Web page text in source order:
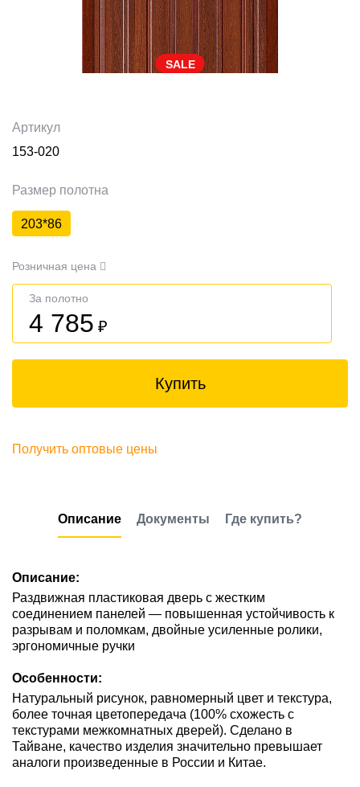
SALE
Артикул
153-020
Размер полотна
203*86
Розничная цена
За полотно
4 785 ₽
Купить
Получить оптовые цены
Описание Документы Где купить?
Описание:
Раздвижная пластиковая дверь с жестким
соединением панелей — повышенная устойчивость к
разрывам и поломкам, двойные усиленные ролики,
эргономичные ручки
Особенности:
Натуральный рисунок, равномерный цвет и текстура,
более точная цветопередача (100% схожесть с
текстурами межкомнатных дверей). Сделано в
Тайване, качество изделия значительно превышает
аналоги произведенные в России и Китае.